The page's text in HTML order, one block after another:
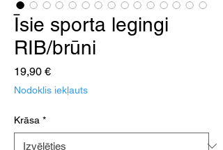
Īsie sporta legingi
RIB/brūni
19,90 €Cena
Nodoklis iekļauts
Krāsa *